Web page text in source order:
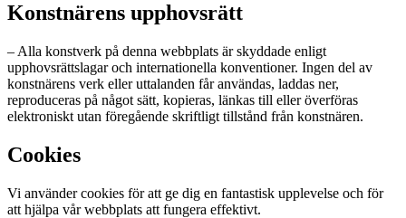
Konstnärens upphovsrätt
– Alla konstverk på denna webbplats är skyddade enligt
upphovsrättslagar och internationella konventioner. Ingen del av
konstnärens verk eller uttalanden får användas, laddas ner,
reproduceras på något sätt, kopieras, länkas till eller överföras
elektroniskt utan föregående skriftligt tillstånd från konstnären.
Cookies
Vi använder cookies för att ge dig en fantastisk upplevelse och för
att hjälpa vår webbplats att fungera effektivt.